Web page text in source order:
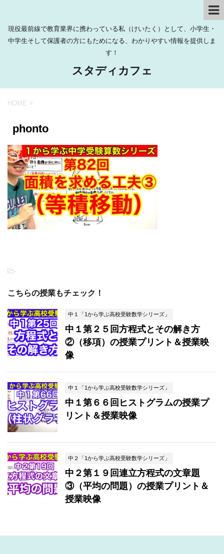
現役最前線で教育業界に携わっている私（けいたく）として、小学生・
中学生そして保護者の方にもためになる、わかりやすい情報を提供しま
す！
スタディカフェ
HOME >
phonto
-
こちらの授業もチェック！
中１「1から学ぶ高校受験数学シリーズ」
中１第２５回方程式とその解き方
②（移項）の授業プリント＆授業映
像
中１「1から学ぶ高校受験数学シリーズ」
中１第６６回ヒストグラムの授業プ
リント＆授業映像
中２「1から学ぶ高校受験数学シリーズ」
中２第１９回連立方程式の文章題
③（平均の問題）の授業プリント＆
授業映像